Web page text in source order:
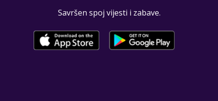
Savršen spoj vijesti i zabave.